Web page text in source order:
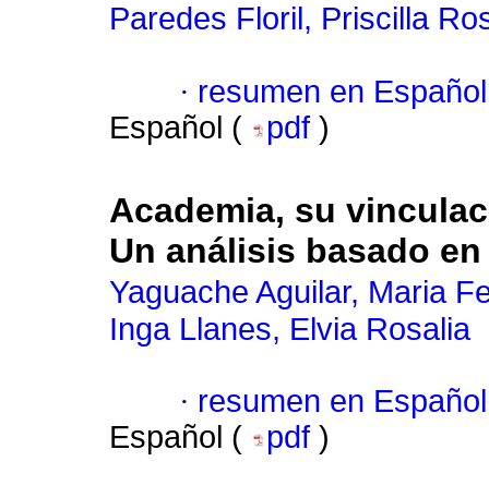
Paredes Floril, Priscilla
· resumen en Español
Español (
pdf )
Academia, su
Un análisis basado
Yaguache Aguilar, Maria
Inga Llanes, Elvia Rosalia
· resumen en Español
Español (
pdf )